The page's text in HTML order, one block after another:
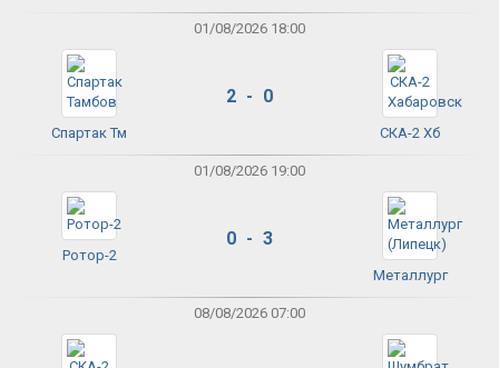
01/08/2026 18:00
Спартак Тм
2 - 0
СКА-2 Хб
01/08/2026 19:00
Ротор-2
0 - 3
Металлург
08/08/2026 07:00